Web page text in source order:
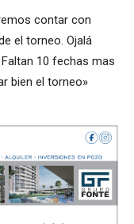
contar con
el torneo. Ojalá
10 fechas mas
bien el torneo»